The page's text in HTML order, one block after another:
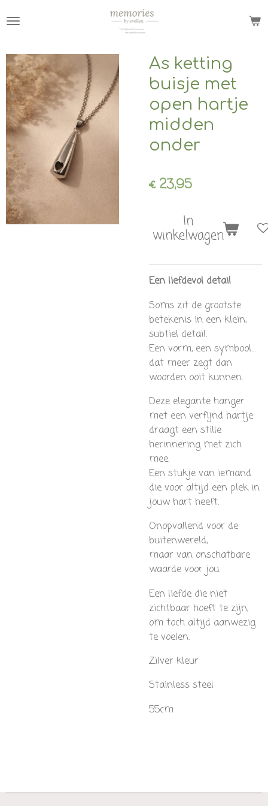
direct
de
hoofdinhoud
As ketting
buisje met
open hartje
midden
onder
€ 23,95
In
winkelwagen
Een liefdevol detail
Soms zit de grootste
betekenis in een klein,
subtiel detail.
Een vorm, een symbool…
dat meer zegt dan
woorden ooit kunnen.
Deze elegante hanger
met een verfijnd hartje
draagt een stille
herinnering met zich
mee.
Een stukje van iemand
die voor altijd een plek in
jouw hart heeft.
Onopvallend voor de
buitenwereld,
maar van onschatbare
waarde voor jou.
Een liefde die niet
zichtbaar hoeft te zijn,
om toch altijd aanwezig
te voelen.
Zilver kleur
Stainless steel
55cm